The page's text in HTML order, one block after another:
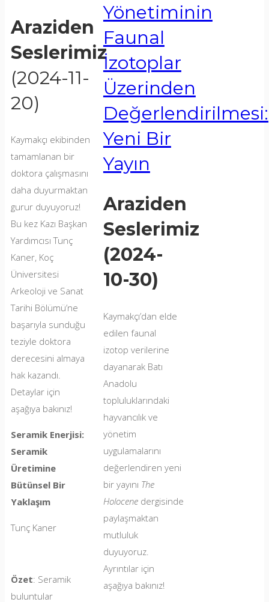
Araziden
Seslerimiz
(2024-11-
20)
Kaymakçı ekibinden
tamamlanan bir
doktora çalışmasını
daha duyurmaktan
gurur duyuyoruz!
Bu kez Kazı Başkan
Yardımcısı Tunç
Kaner, Koç
Üniversitesi
Arkeoloji ve Sanat
Tarihi Bölümü’ne
başarıyla sunduğu
teziyle doktora
derecesini almaya
hak kazandı.
Detaylar için
aşağıya bakınız!
Seramik Enerjisi:
Seramik
Üretimine
Bütünsel Bir
Yaklaşım
Tunç Kaner
Özet: Seramik
buluntular
Yönetiminin
Faunal
İzotoplar
Üzerinden
Değerlendirilmesi:
Yeni Bir
Yayın
Araziden
Seslerimiz
(2024-
10-30)
Kaymakçı’dan elde
edilen faunal
izotop verilerine
dayanarak Batı
Anadolu
topluluklarındaki
hayvancılık ve
yönetim
uygulamalarını
değerlendiren yeni
bir yayını The
Holocenedergisinde
paylaşmaktan
mutluluk
duyuyoruz.
Ayrıntılar için
aşağıya bakınız!